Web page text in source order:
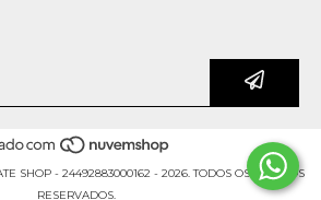
SHOP - 24492883000162 - 2026. TODOS OS DIREITOS
RESERVADOS.